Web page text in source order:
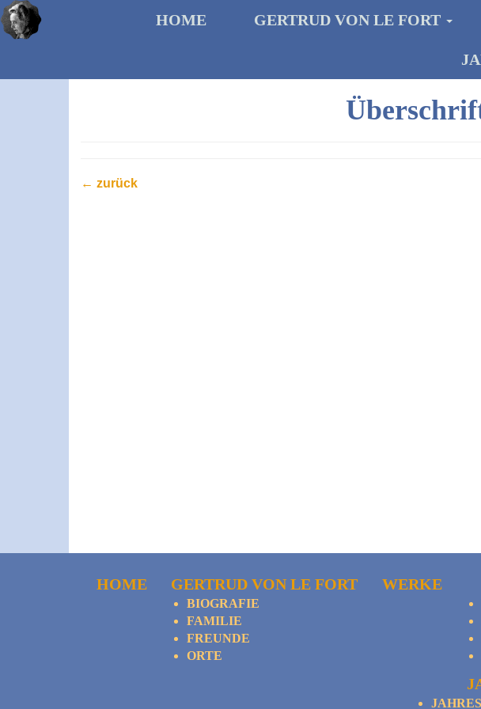
HOME GERTRUD VON LE FORT
← zurück
HOME GERTRUD VON LE FORT
BIOGRAFIE
FAMILIE
FREUNDE
ORTE
WERKE